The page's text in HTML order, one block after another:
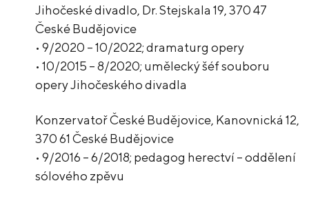
Jihočeské divadlo, Dr. Stejskala 19, 370 47
České Budějovice
• 9/2020 – 10/2022; dramaturg opery
• 10/2015 – 8/2020; umělecký šéf souboru
opery Jihočeského divadla
Konzervatoř České Budějovice, Kanovnická 12,
370 61 České Budějovice
• 9/2016 – 6/2018; pedagog herectví – oddělení
sólového zpěvu